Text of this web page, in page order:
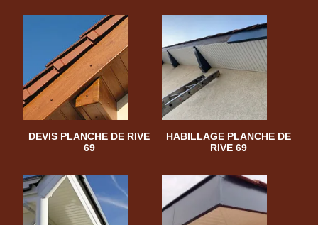
DEVIS PLANCHE DE RIVE
69
HABILLAGE PLANCHE DE
RIVE 69